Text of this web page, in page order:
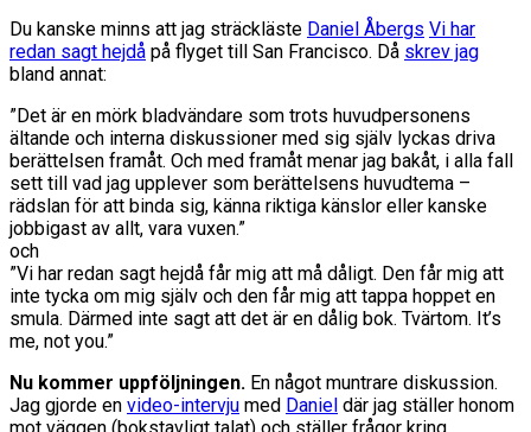
Du kanske minns att jag sträckläste Daniel Åbergs Vi har
redan sagt hejdå på flyget till San Francisco. Då skrev jag
bland annat:
”Det är en mörk bladvändare som trots huvudpersonens
ältande och interna diskussioner med sig själv lyckas driva
berättelsen framåt. Och med framåt menar jag bakåt, i alla fall
sett till vad jag upplever som berättelsens huvudtema –
rädslan för att binda sig, känna riktiga känslor eller kanske
jobbigast av allt, vara vuxen.”
och
”Vi har redan sagt hejdå får mig att må dåligt. Den får mig att
inte tycka om mig själv och den får mig att tappa hoppet en
smula. Därmed inte sagt att det är en dålig bok. Tvärtom. It’s
me, not you.”
Nu kommer uppföljningen. En något muntrare diskussion.
Jag gjorde en video-intervju med Daniel där jag ställer honom